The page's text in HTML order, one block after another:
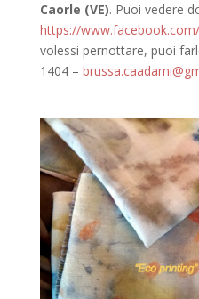
Caorle (VE). Puoi vedere
https://
volessi pernottare, puoi
1404 –